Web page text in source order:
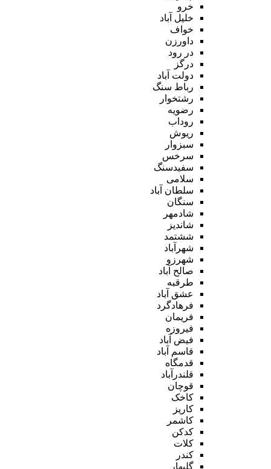
خرو
خلیل آباد
خواف
داورزن
در رود
درگز
دولت آباد
رباط سنگ
رشتخوار
رضویه
روداب
ریوش
سبزوار
سرخس
سفیدسنگ
سلامی
سلطان آباد
سنگان
شادمهر
شاندیز
ششتمد
شهرآباد
شهرزو
صالح آباد
طرقبه
عشق آباد
فرهادگرد
فریمان
فیروزه
فیض آباد
قاسم آباد
قدمگاه
قلندرآباد
قوچان
کاخک
کاریز
کاشمر
کدکن
کلات
کندر
گلبهار